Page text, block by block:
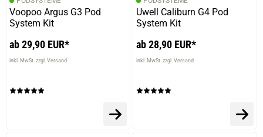
Voopoo Argus G3 Pod
System Kit
ab 29,90 EUR*
inkl. MwSt. zzgl. Versand
Uwell Caliburn G4 Pod
System Kit
ab 28,90 EUR*
inkl. MwSt. zzgl. Versand